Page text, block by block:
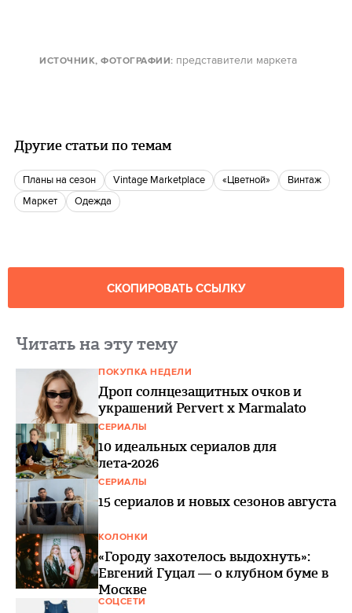
ИСТОЧНИК, ФОТОГРАФИИ: представители маркета
Другие статьи по темам
Планы на сезон Vintage Marketplace «Цветной»
Винтаж
Маркет
одежда
СКОПИРОВАТЬ ССЫЛКУ
Читать на эту тему
ПОКУПКА НЕДЕЛИ
Дроп солнцезащитных очков и
украшений Pervert x Marmalato
СЕРИАЛЫ
10 идеальных сериалов для
лета-2026
СЕРИАЛЫ
15 сериалов и новых сезонов августа
КОЛОНКИ
«Городу захотелось выдохнуть»:
Евгений Гуцал — о клубном буме в
Москве
СОЦСЕТИ